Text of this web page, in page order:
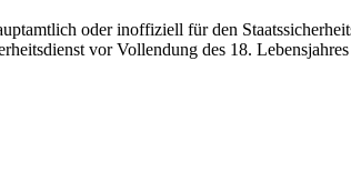
oder inoffiziell für den
vor Vollendung des 18.